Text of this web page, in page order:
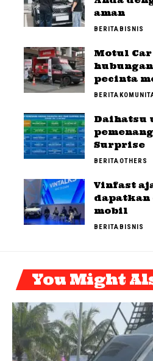
aman
BERITABISNIS
Motul
pecinta
BERITA
Daihatsu
Surprise
BERITAOTHERS
Vinfast
dapatkan
mobil
BERITABISNIS
You Might